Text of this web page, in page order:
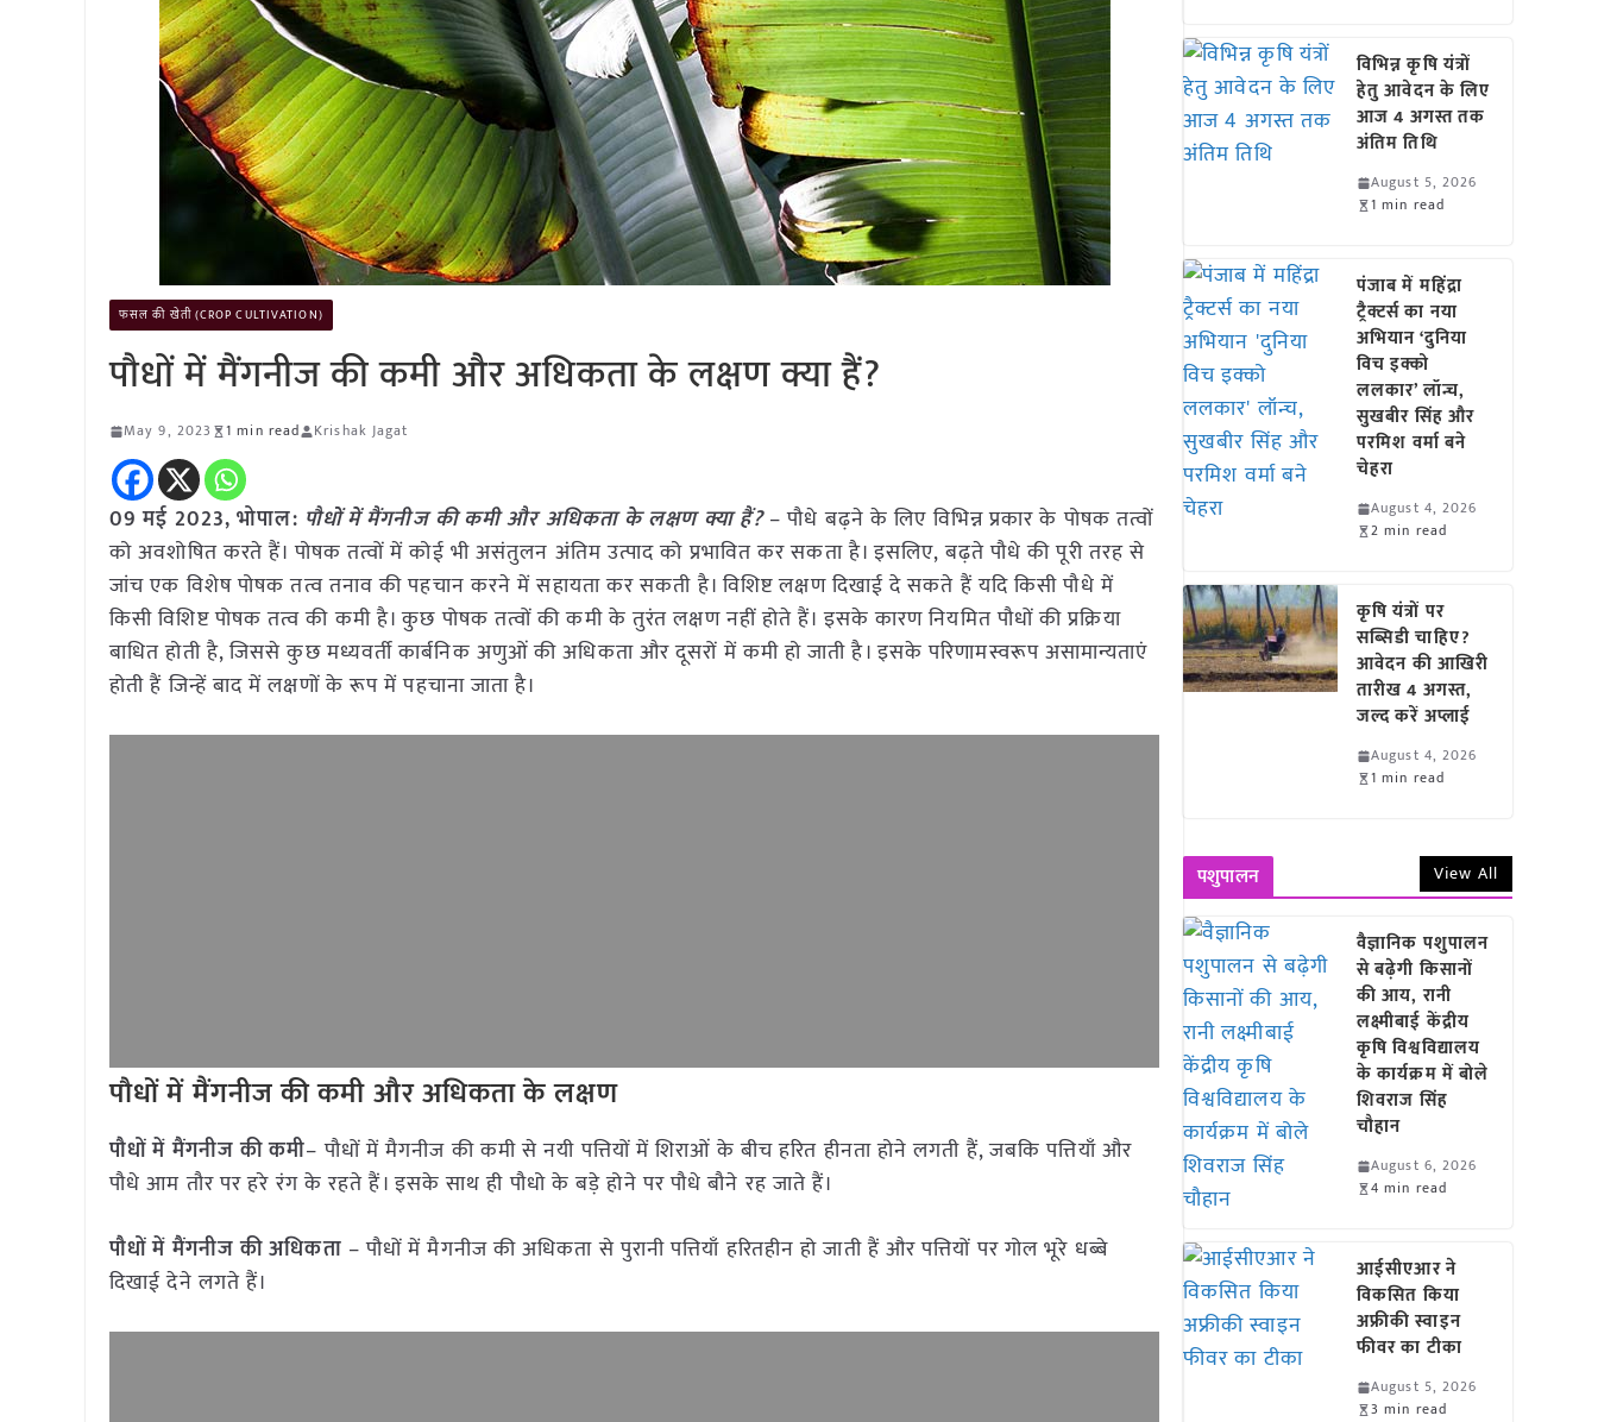
फसल की खेती (CROP CULTIVATION)
पौधों में मैंगनीज की कमी और अधिकता के लक्षण क्या हैं?
May 9, 2023 1 min read Krishak Jagat
09 मई 2023, भोपाल: पौधों में मैंगनीज की कमी और अधिकता के लक्षण क्या हैं?– पौधे बढ़ने के लिए विभिन्न प्रकार के पोषक तत्वों
को अवशोषित करते हैं। पोषक तत्वों में कोई भी असंतुलन अंतिम उत्पाद को प्रभावित कर सकता है। इसलिए, बढ़ते पौधे की पूरी तरह से
जांच एक विशेष पोषक तत्व तनाव की पहचान करने में सहायता कर सकती है। विशिष्ट लक्षण दिखाई दे सकते हैं यदि किसी पौधे में
किसी विशिष्ट पोषक तत्व की कमी है। कुछ पोषक तत्वों की कमी के तुरंत लक्षण नहीं होते हैं। इसके कारण नियमित पौधों की प्रक्रिया
बाधित होती है, जिससे कुछ मध्यवर्ती कार्बनिक अणुओं की अधिकता और दूसरों में कमी हो जाती है। इसके परिणामस्वरूप असामान्यताएं
होती हैं जिन्हें बाद में लक्षणों के रूप में पहचाना जाता है।
पौधों में मैंगनीज की कमी और अधिकता के लक्षण
पौधों में मैंगनीज की कमी– पौधों में मैगनीज की कमी से नयी पत्तियों में शिराओं के बीच हरित हीनता होने लगती हैं, जबकि पत्तियाँ और
पौधे आम तौर पर हरे रंग के रहते हैं। इसके साथ ही पौधो के बड़े होने पर पौधे बौने रह जाते हैं।
पौधों में मैंगनीज की अधिकता – पौधों में मैगनीज की अधिकता से पुरानी पत्तियाँ हरितहीन हो जाती हैं और पत्तियों पर गोल भूरे धब्बे
दिखाई देने लगते हैं।
विभिन्न कृषि यंत्रों
हेतु आवेदन के लिए
आज 4 अगस्त तक
अंतिम तिथि
August 5, 2026
1 min read
पंजाब में महिंद्रा
ट्रैक्टर्स का नया
अभियान ‘दुनिया
विच इक्को
ललकार’ लॉन्च,
सुखबीर सिंह और
परमिश वर्मा बने
चेहरा
August 4, 2026
2 min read
कृषि यंत्रों पर
सब्सिडी चाहिए?
आवेदन की आखिरी
तारीख 4 अगस्त,
जल्द करें अप्लाई
August 4, 2026
1 min read
पशुपालन View All
वैज्ञानिक पशुपालन
से बढ़ेगी किसानों
की आय, रानी
लक्ष्मीबाई केंद्रीय
कृषि विश्वविद्यालय
के कार्यक्रम में बोले
शिवराज सिंह
चौहान
August 6, 2026
4 min read
आईसीएआर ने
विकसित किया
अफ्रीकी स्वाइन
फीवर का टीका
August 5, 2026
3 min read